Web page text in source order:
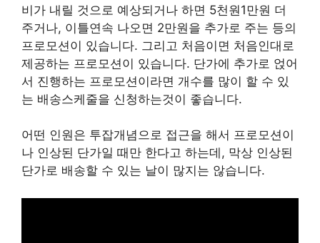
비가 내릴 것으로 예상되거나 하면 5천원1만원 더
주거나, 이틀연속 나오면 2만원을 추가로 주는 등의
프로모션이 있습니다. 그리고 처음이면 처음인대로
제공하는 프로모션이 있습니다. 단가에 추가로 얹어
서 진행하는 프로모션이라면 개수를 많이 할 수 있
는 배송스케줄을 신청하는것이 좋습니다.
어떤 인원은 투잡개념으로 접근을 해서 프로모션이
나 인상된 단가일 때만 한다고 하는데, 막상 인상된
단가로 배송할 수 있는 날이 많지는 않습니다.